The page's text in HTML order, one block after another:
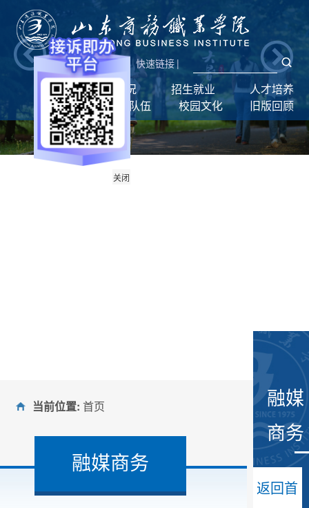
关闭
新闻网|统一门户 快速链接 |
首页 学校概况 招生就业
人才培养
学生工作
师资队伍 校园文化 旧版回顾
当前位置: 首页
融媒商务
融媒
商务
返回首